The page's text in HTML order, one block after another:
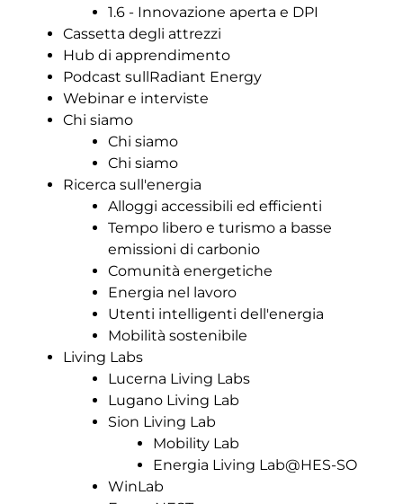
1.6 - Innovazione aperta e DPI
Cassetta degli attrezzi
Hub di apprendimento
Podcast sullRadiant Energy
Webinar e interviste
Chi siamo
Chi siamo
Chi siamo
Ricerca sull'energia
Alloggi accessibili ed efficienti
Tempo libero e turismo a basse
emissioni di carbonio
Comunità energetiche
Energia nel lavoro
Utenti intelligenti dell'energia
Mobilità sostenibile
Living Labs
Lucerna Living Labs
Lugano Living Lab
Sion Living Lab
Mobility Lab
Energia Living Lab@HES-SO
WinLab